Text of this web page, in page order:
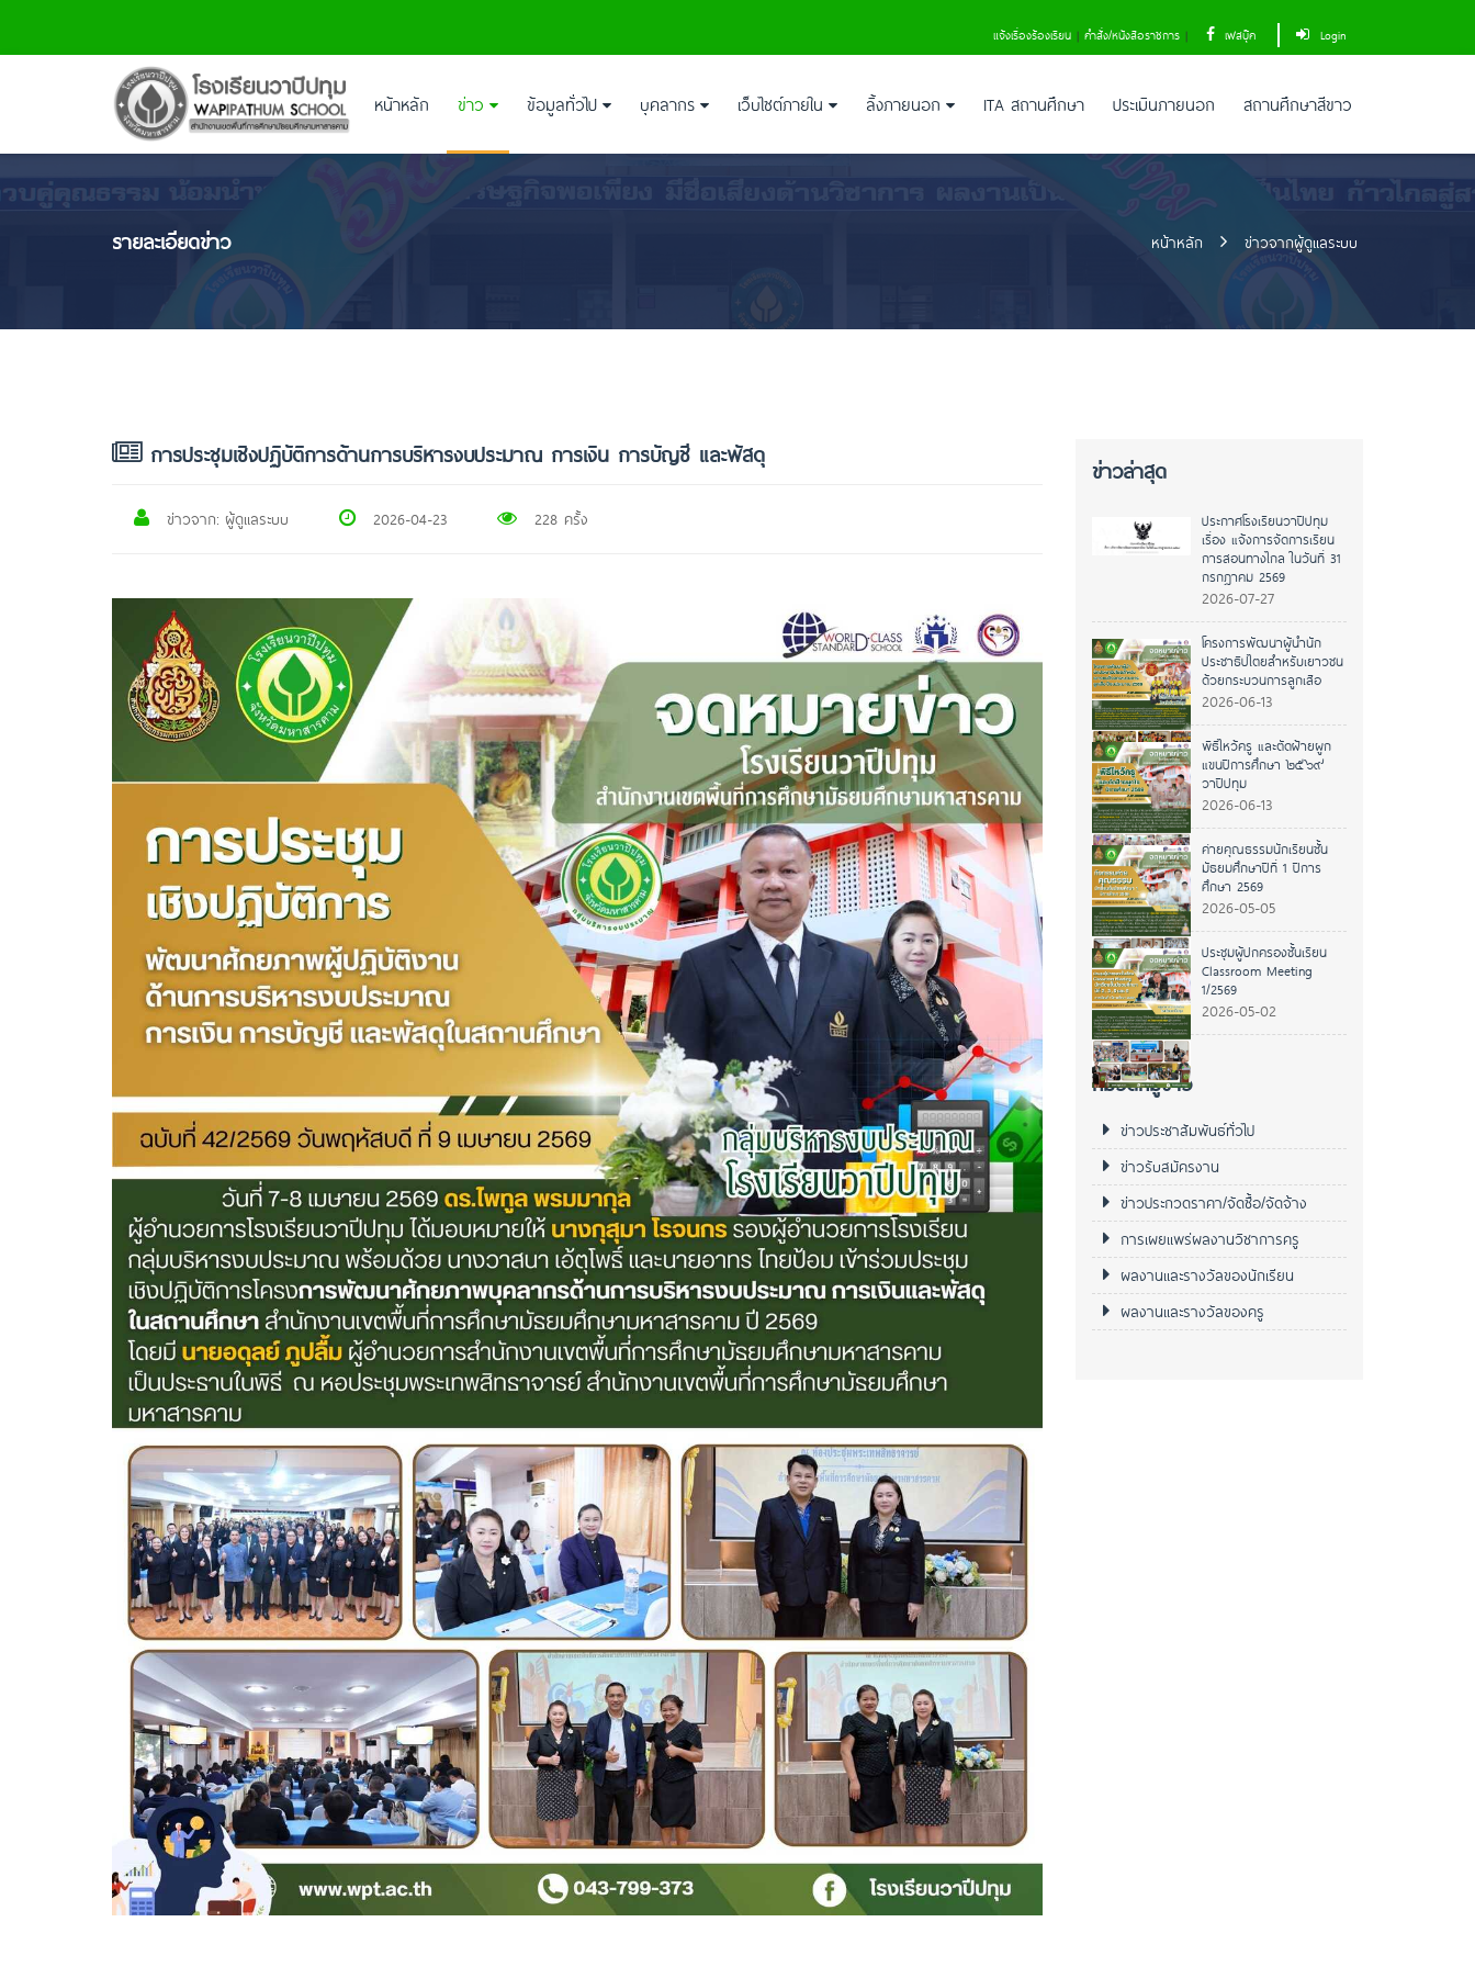
แจ้งเรื่องร้องเรียน | คำสั่ง/หนังสือราชการ | เฟสบุ๊ค Login
หน้าหลัก ข่าว ข้อมูลทั่วไป บุคลากร เว็บไซต์ภายใน ลิ้งภายนอก ITA สถานศึกษา ประเมินภายนอก สถานศึกษาสีขาว
รายละเอียดข่าว หน้าหลัก ข่าวจากผู้ดูแลระบบ
การประชุมเชิงปฏิบัติการด้านการบริหารงบประมาณ การเงิน การบัญชี และพัสดุ
ข่าวจาก: ผู้ดูแลระบบ 2026-04-23 228 ครั้ง
ข่าวล่าสุด
ประกาศโรงเรียนวาปีปทุม
เรื่อง แจ้งการจัดการเรียน
การสอนทางไกล ในวันที่ 31
กรกฎาคม 2569
2026-07-27
โครงการพัฒนาผู้นำนัก
ประชาธิปไตยสำหรับเยาวชน
ด้วยกระบวนการลูกเสือ
2026-06-13
พิธีไหว้ครู และตัดฝ้ายผูก
แขนปีการศึกษา ๒๕๖๙
วาปีปทุม
2026-06-13
ค่ายคุณธรรมนักเรียนชั้น
มัธยมศึกษาปีที่ 1 ปีการ
ศึกษา 2569
2026-05-05
ประชุมผู้ปกครองชั้นเรียน
Classroom Meeting
1/2569
2026-05-02
หมวดหมู่ข่าว
ข่าวประชาสัมพันธ์ทั่วไป
ข่าวรับสมัครงาน
ข่าวประกวดราคา/จัดซื้อ/จัดจ้าง
การเผยแพร่ผลงานวิชาการครู
ผลงานและรางวัลของนักเรียน
ผลงานและรางวัลของครู